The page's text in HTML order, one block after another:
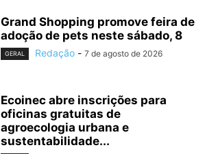
Grand Shopping promove feira de
adoção de pets neste sábado, 8
GERAL Redação - 7 de agosto de 2026
Ecoinec abre inscrições para
oficinas gratuitas de
agroecologia urbana e
sustentabilidade...